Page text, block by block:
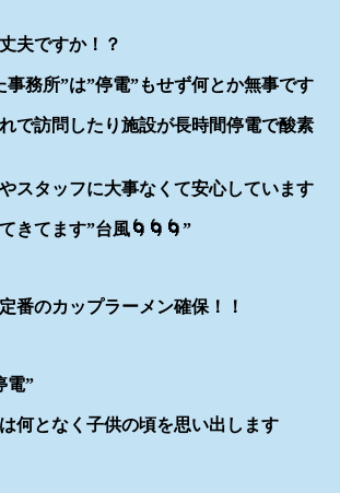
夫ですか！？
事務所”は”停電”もせず何とか無事です
で訪問したり施設が長時間停電で酸素
スタッフに大事なくて安心しています
きてます”台風🌀🌀🌀”
番のカップラーメン確保！！
電”
何となく子供の頃を思い出します